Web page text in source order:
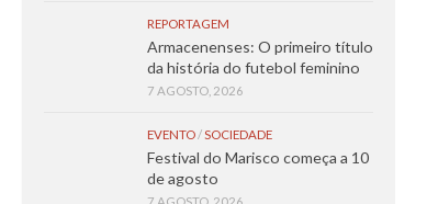
REPORTAGEM
Armacenenses: O primeiro título
da história do futebol feminino
7 AGOSTO, 2026
EVENTO/SOCIEDADE
Festival do Marisco começa a 10
de agosto